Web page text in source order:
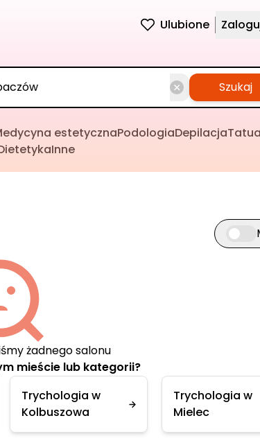
Ulubione
Szukaj
estetycznaPodologiaDepilacja
Inne
żadnego salonu
mieście lub kategorii?
Trychologia w
Kolbuszowa
Trychologia w
Mielec